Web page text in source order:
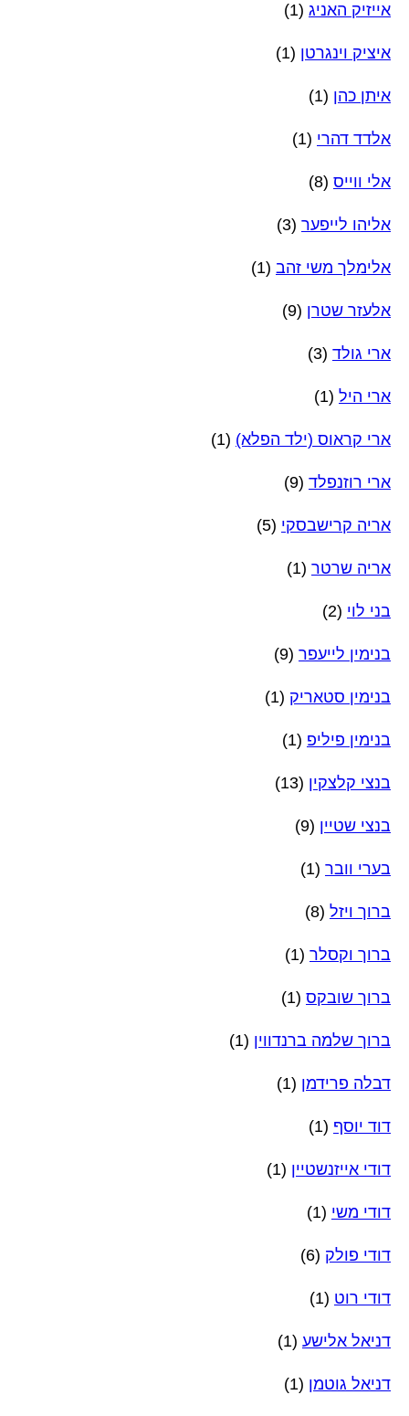
אייזיק האניג (1)
איציק וינגרטן (1)
איתן כהן (1)
אלדד דהרי (1)
אלי ווייס (8)
אליהו לייפער (3)
אלימלך משי זהב (1)
אלעזר שטרן (9)
ארי גולד (3)
ארי היל (1)
ארי קראוס (ילד הפלא) (1)
ארי רוזנפלד (9)
אריה קרישבסקי (5)
אריה שרטר (1)
בני לוי (2)
בנימין לייעפר (9)
בנימין סטאריק (1)
בנימין פיליפ (1)
בנצי קלצקין (13)
בנצי שטיין (9)
בערי וובר (1)
ברוך ויזל (8)
ברוך וקסלר (1)
ברוך שובקס (1)
ברוך שלמה ברנדווין (1)
דבלה פרידמן (1)
דוד יוסף (1)
דודי אייזנשטיין (1)
דודי משי (1)
דודי פולק (6)
דודי רוט (1)
דניאל אלישע (1)
דניאל גוטמן (1)